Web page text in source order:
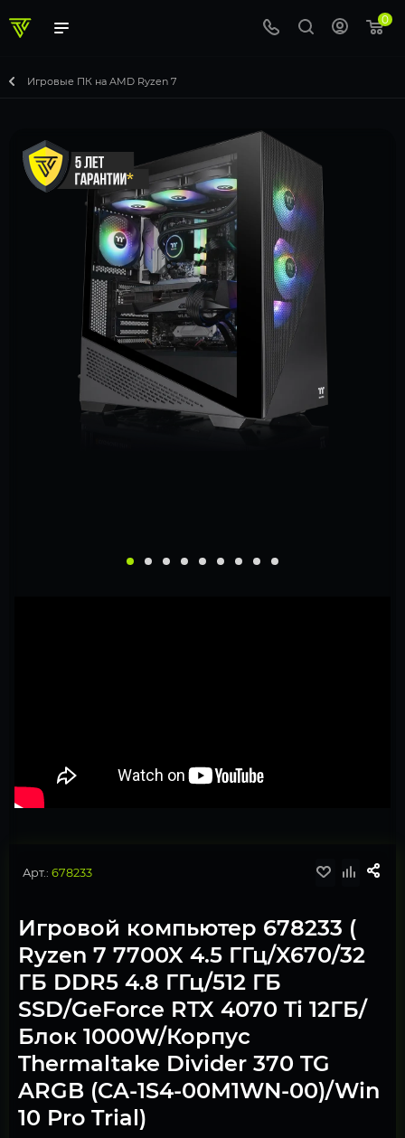
0
Игровые ПК на AMD Ryzen 7
Арт.: 678233
Игровой компьютер 678233 (
Ryzen 7 7700X 4.5 ГГц/X670/32
ГБ DDR5 4.8 ГГц/512 ГБ
SSD/GeForce RTX 4070 Ti 12ГБ/
Блок 1000W/Корпус
Thermaltake Divider 370 TG
ARGB (CA-1S4-00M1WN-00)/Win
10 Pro Trial)